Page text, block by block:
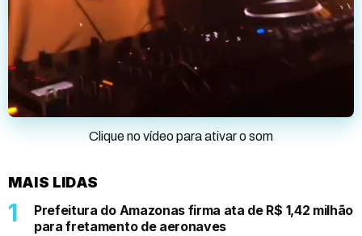
Clique no vídeo para ativar o som
MAIS LIDAS
Prefeitura do Amazonas firma ata de R$ 1,42 milhão
para fretamento de aeronaves